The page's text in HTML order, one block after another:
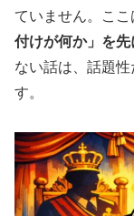
ていません。ここ
付けが何か」を先
ない話は、話題
す。